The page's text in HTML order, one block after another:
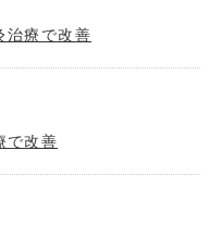
治療で改善
で改善